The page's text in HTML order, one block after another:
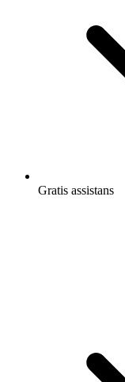
Gratis assistans